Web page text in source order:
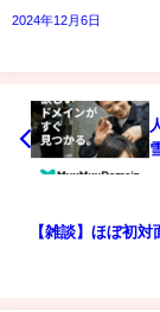
2024年12月6日
【雑談】ほぼ初